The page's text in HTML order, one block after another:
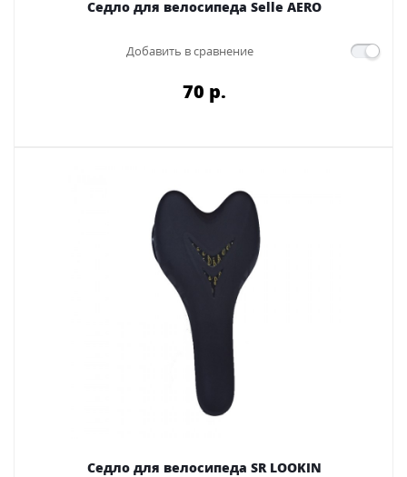
Седло для велосипеда Selle AERO
Добавить в сравнение
70 p.
Седло для велосипеда SR LOOKIN